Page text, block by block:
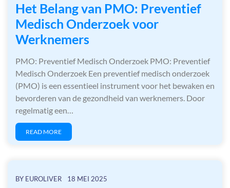
Het Belang van PMO: Preventief
Medisch Onderzoek voor
Werknemers
PMO: Preventief Medisch Onderzoek PMO: Preventief
Medisch Onderzoek Een preventief medisch onderzoek
(PMO) is een essentieel instrument voor het bewaken en
bevorderen van de gezondheid van werknemers. Door
regelmatig een…
READ MORE
BY EUROLIVER 18 MEI 2025